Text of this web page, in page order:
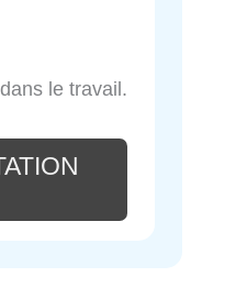
le travail.